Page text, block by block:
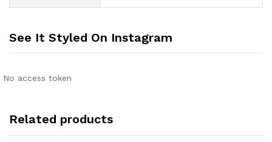
See It Styled On Instagram
No access token
Related products